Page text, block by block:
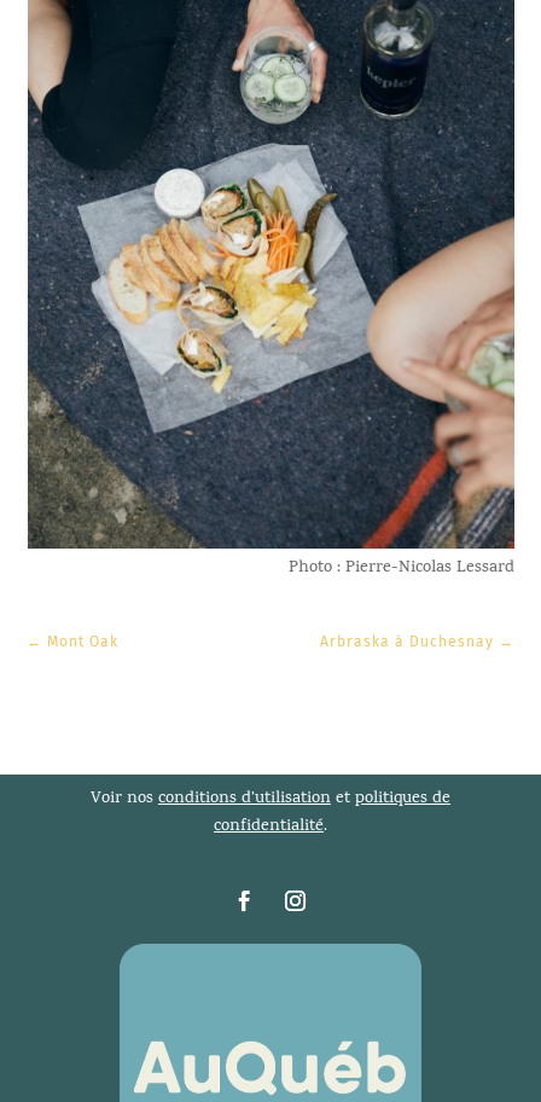
Photo : Pierre-Nicolas Lessard
←Mont Oak Arbraska à Duchesnay →
Voir nosconditions d’utilisationetpolitiques de
confidentialité.